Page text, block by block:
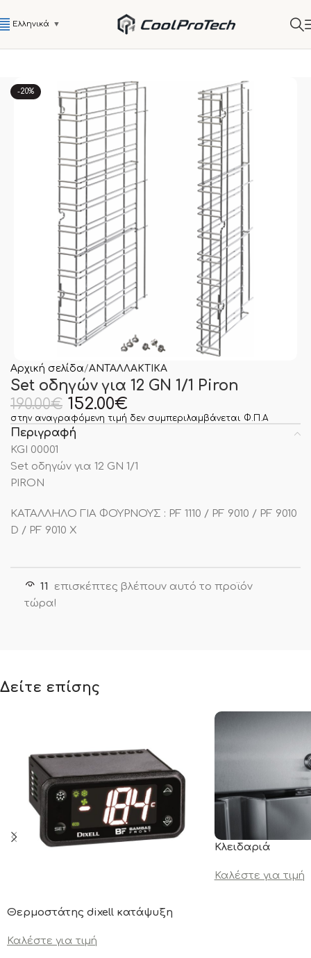
Ελληνικά ▼
-20%
Αρχική σελίδα ΑΝΤΑΛΛΑΚΤΙΚΑ
Set οδηγών για 12 GN 1/1 Piron
190.00€ 152.00€
στην αναγραφόμενη τιμή δεν συμπεριλαμβάνεται Φ.Π.Α
Περιγραφή
KGI 00001
Set οδηγών για 12 GN 1/1
PIRON
ΚΑΤΑΛΛΗΛΟ ΓΙΑ ΦΟΥΡΝΟΥΣ : PF 1110 / PF 9010 / PF 9010
D / PF 9010 X
11
επισκέπτες βλέπουν αυτό το προϊόν
τώρα!
Δείτε επίσης
Θερμοστάτης dixell κατάψυξη
Καλέστε για τιμή
Κλειδαριά
Καλέστε για τιμή